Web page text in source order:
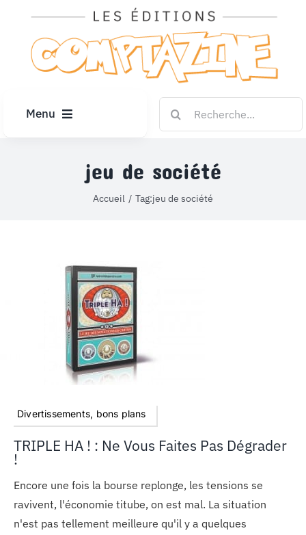
contenu
Menu
LE KIOSQUE
MON COMPTE
STUDORIA
jeu de société
Accueil Tag:jeu de société
Divertissements, bons plans
TRIPLE HA ! : Ne Vous Faites Pas Dégrader
!
Encore une fois la bourse replonge, les tensions se
ravivent, l'économie titube, on est mal. La situation
n'est pas tellement meilleure qu'il y a quelques